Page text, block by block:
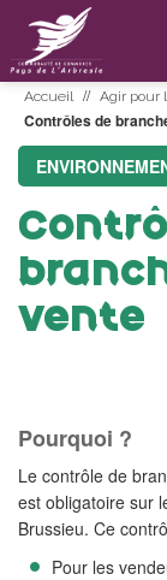
Accueil // Agir pour
Contrôles de
vente
Pourquoi ?
Le contrôle de
est obligatoire sur
Brussieu. Ce
Pour les